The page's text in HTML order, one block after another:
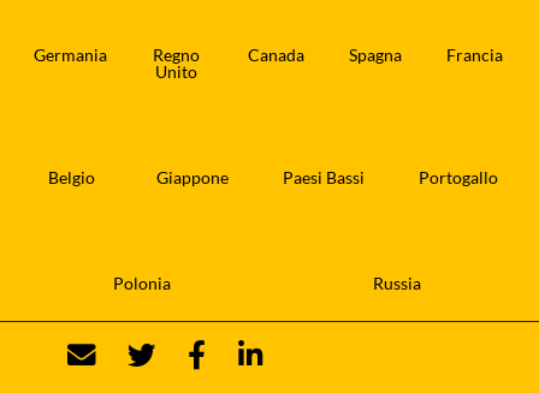
Germania
Regno
Unito
Canada Spagna Francia
Belgio Giappone Paesi Bassi Portogallo
Polonia Russia